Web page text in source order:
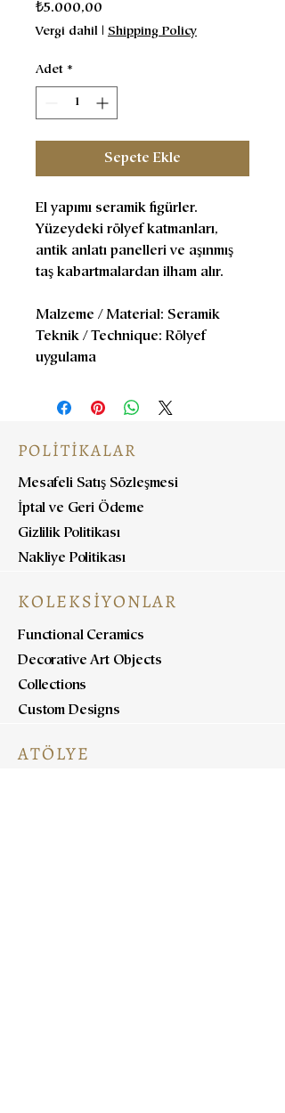
₺5.000,00
Vergi dahil | Shipping Policy
Adet *
Sepete Ekle
El yapımı seramik figürler.
Yüzeydeki rölyef katmanları,
antik anlatı panelleri ve aşınmış
taş kabartmalardan ilham alır.
Malzeme / Material: Seramik
Teknik / Technique: Rölyef
uygulama
POLİTİKALAR
Mesafeli Satış Sözleşmesi
İptal ve Geri Ödeme
Gizlilik Politikası
Nakliye Politikası
KOLEKSİYONLAR
Functional Ceramics
Decorative Art Objects
Collections
Custom Designs
ATÖLYE